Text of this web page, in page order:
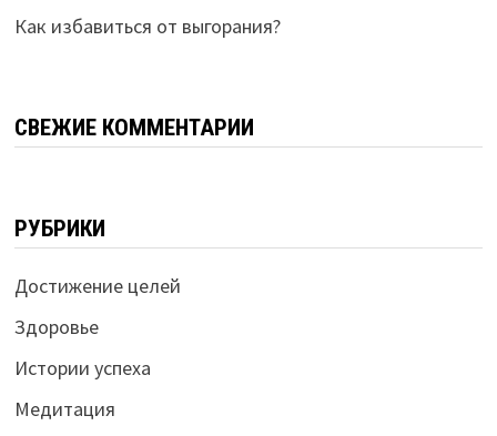
Как избавиться от выгорания?
СВЕЖИЕ КОММЕНТАРИИ
РУБРИКИ
Достижение целей
Здоровье
Истории успеха
Медитация